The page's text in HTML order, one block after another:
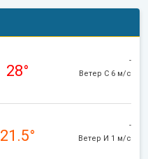
28°
-
Ветер С 6 м/с
21.5°
-
Ветер И 1 м/с